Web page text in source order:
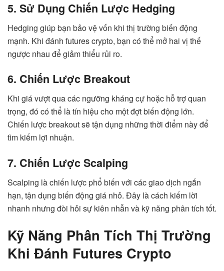
5. Sử Dụng Chiến Lược Hedging
Hedging giúp bạn bảo vệ vốn khi thị trường biến động
mạnh. Khi đánh futures crypto, bạn có thể mở hai vị thế
ngược nhau để giảm thiểu rủi ro.
6. Chiến Lược Breakout
Khi giá vượt qua các ngưỡng kháng cự hoặc hỗ trợ quan
trọng, đó có thể là tín hiệu cho một đợt biến động lớn.
Chiến lược breakout sẽ tận dụng những thời điểm này để
tìm kiếm lợi nhuận.
7. Chiến Lược Scalping
Scalping là chiến lược phổ biến với các giao dịch ngắn
hạn, tận dụng biến động giá nhỏ. Đây là cách kiếm lời
nhanh nhưng đòi hỏi sự kiên nhẫn và kỹ năng phân tích tốt.
Kỹ Năng Phân Tích Thị Trường
Khi Đánh Futures Crypto